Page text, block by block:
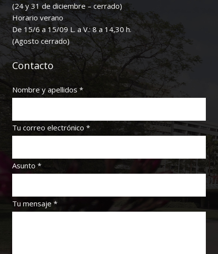
(24 y 31 de diciembre – cerrado)
Horario verano
De 15/6 a 15/09 L. a V.: 8 a 14,30 h.
(Agosto cerrado)
Contacto
Nombre y apellidos *
Tu correo electrónico *
Asunto *
Tu mensaje *